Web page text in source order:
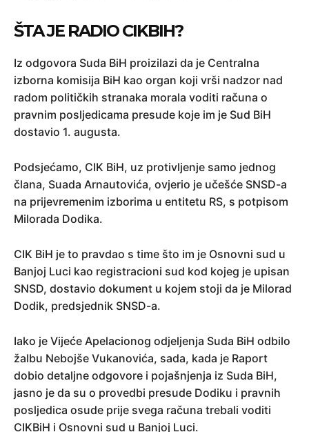
ŠTA JE RADIO CIKBIH?
Iz odgovora Suda BiH proizilazi da je Centralna
izborna komisija BiH kao organ koji vrši nadzor nad
radom političkih stranaka morala voditi računa o
pravnim posljedicama presude koje im je Sud BiH
dostavio 1. augusta.
Podsjećamo, CIK BiH, uz protivljenje samo jednog
člana, Suada Arnautovića, ovjerio je učešće SNSD-a
na prijevremenim izborima u entitetu RS, s potpisom
Milorada Dodika.
CIK BiH je to pravdao s time što im je Osnovni sud u
Banjoj Luci kao registracioni sud kod kojeg je upisan
SNSD, dostavio dokument u kojem stoji da je Milorad
Dodik, predsjednik SNSD-a.
Iako je Vijeće Apelacionog odjeljenja Suda BiH odbilo
žalbu Nebojše Vukanovića, sada, kada je Raport
dobio detaljne odgovore i pojašnjenja iz Suda BiH,
jasno je da su o provedbi presude Dodiku i pravnih
posljedica osude prije svega računa trebali voditi
CIKBiH i Osnovni sud u Banjoj Luci.